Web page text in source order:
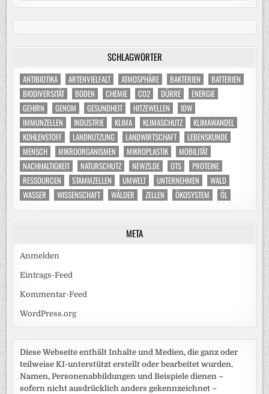
SCHLAGWÖRTER
ANTIBIOTIKA ARTENVIELFALT ATMOSPHÄRE BAKTERIEN
BATTERIEN
BIODIVERSITÄT
BODEN CHEMIE CO2 DÜRRE
ENERGIE
GEHIRN
GENOM GESUNDHEIT HITZEWELLEN
IDW
IMMUNZELLEN
INDUSTRIE KLIMA KLIMASCHUTZ
KLIMAWANDEL
KOHLENSTOFF
LANDNUTZUNG LANDWIRTSCHAFT
LEBENSKUNDE
MENSCH
MIKROORGANISMEN MIKROPLASTIK
MOBILITÄT
NACHHALTIGKEIT
NATURSCHUTZ NEWZS.DE OTS
PROTEINE
RESSOURCEN
STAMMZELLEN UMWELT UNTERNEHMEN
WALD
WASSER
WISSENSCHAFT WÄLDER ZELLEN ÖKOSYSTEM ÖL
META
Anmelden
Eintrags-Feed
Kommentar-Feed
WordPress.org
Diese Webseite enthält Inhalte und Medien, die ganz oder
teilweise KI-unterstützt erstellt oder bearbeitet wurden.
Namen, Personenabbildungen und Beispiele dienen –
sofern nicht ausdrücklich anders gekennzeichnet –